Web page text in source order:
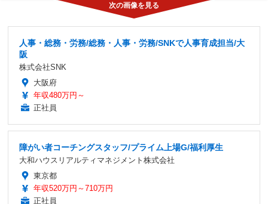
人事・総務・労務/総務・人事・労務/SNKで人事育成担当/大
阪
株式会社SNK
大阪府
年収480万円～
正社員
障がい者コーチングスタッフ/プライム上場G/福利厚生
大和ハウスリアルティマネジメント株式会社
東京都
年収520万円～710万円
正社員